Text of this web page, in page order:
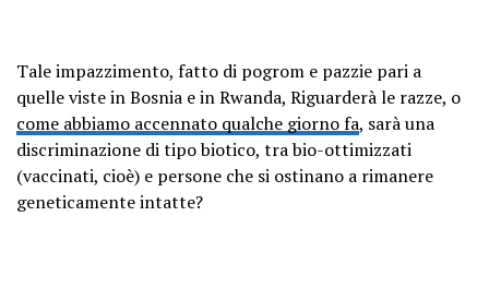
Tale impazzimento, fatto di pogrom e pazzie pari a
quelle viste in Bosnia e in Rwanda, Riguarderà le razze, o
come abbiamo accennato qualche giorno fa, sarà una
discriminazione di tipo biotico, tra bio-ottimizzati
(vaccinati, cioè) e persone che si ostinano a rimanere
geneticamente intatte?